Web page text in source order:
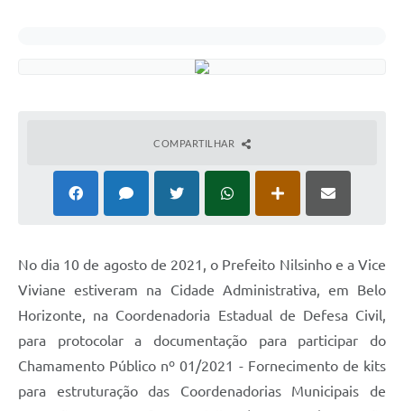
COMPARTILHAR
No dia 10 de agosto de 2021, o Prefeito Nilsinho e a Vice
Viviane estiveram na Cidade Administrativa, em Belo
Horizonte, na Coordenadoria Estadual de Defesa Civil,
para protocolar a documentação para participar do
Chamamento Público nº 01/2021 - Fornecimento de kits
para estruturação das Coordenadorias Municipais de